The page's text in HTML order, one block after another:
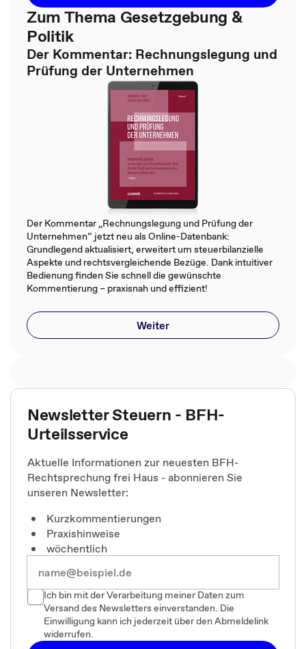
Zum Thema Gesetzgebung &
Politik
Der Kommentar: Rechnungslegung und
Prüfung der Unternehmen
Der Kommentar „Rechnungslegung und Prüfung der
Unternehmen“ jetzt neu als Online-Datenbank:
Grundlegend aktualisiert, erweitert um steuerbilanzielle
Aspekte und rechtsvergleichende Bezüge. Dank intuitiver
Bedienung finden Sie schnell die gewünschte
Kommentierung – praxisnah und effizient!
Weiter
Newsletter Steuern - BFH-
Urteilsservice
Aktuelle Informationen zur neuesten BFH-
Rechtsprechung frei Haus - abonnieren Sie
unseren Newsletter:
Kurzkommentierungen
Praxishinweise
wöchentlich
Ich bin mit der Verarbeitung meiner Daten zum
Versand des Newsletters einverstanden. Die
Einwilligung kann ich jederzeit über den Abmeldelink
widerrufen.